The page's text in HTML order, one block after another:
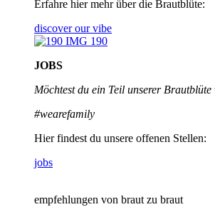
Erfahre hier mehr über die Brautblüte:
discover our vibe
JOBS
Möchtest du ein Teil unsererBrautblüte
#wearefamily
Hier findest du unsere offenen Stellen:
jobs
empfehlungen von braut zu braut